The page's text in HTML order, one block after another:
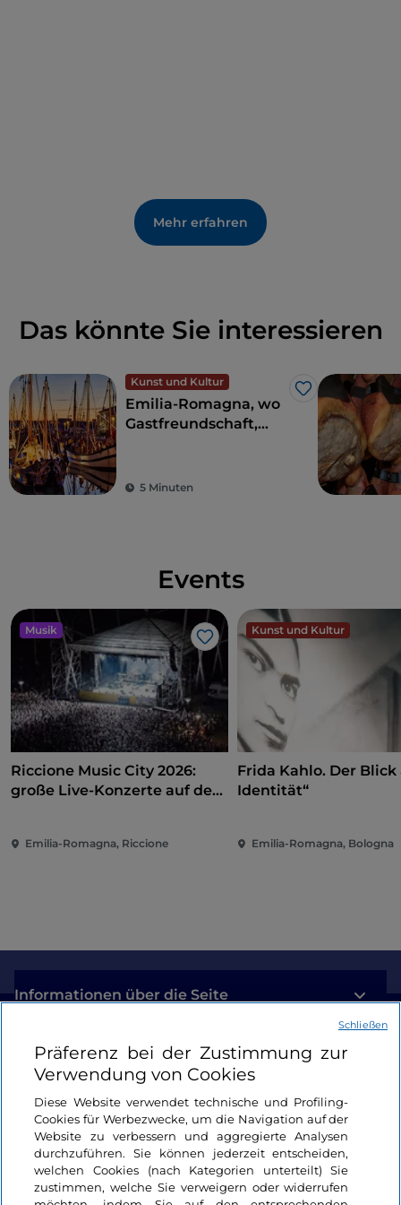
Mehr erfahren
Das könnte Sie interessieren
Kunst und Kultur
Like
Emilia-Romagna, wo
Gastfreundschaft,
5 Minuten
Events
Musik
Like
Riccione Music City 2026:
große Live-Konzerte auf dem
Emilia-Romagna, Riccione
Kunst und Kultur
Frida Kahlo. Der Blick
Identität“
Emilia-Romagna, Bologna
Informationen über die Seite
Nützliche Links
Login
Bleiben wir in Kontakt
Präferenz bei der Zustimmung zur
Verwendung von Cookies
Diese Website verwendet technische und Profiling-
Cookies für Werbezwecke, um die Navigation auf der
Website zu verbessern und aggregierte Analysen
durchzuführen. Sie können jederzeit entscheiden,
welchen Cookies (nach Kategorien unterteilt) Sie
zustimmen, welche Sie verweigern oder widerrufen
Schließen